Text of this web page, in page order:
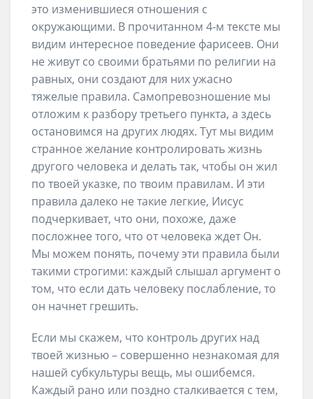
это изменившиеся отношения с
окружающими. В прочитанном 4-м тексте мы
видим интересное поведение фарисеев. Они
не живут со своими братьями по религии на
равных, они создают для них ужасно
тяжелые правила. Самопревозношение мы
отложим к разбору третьего пункта, а здесь
остановимся на других людях. Тут мы видим
странное желание контролировать жизнь
другого человека и делать так, чтобы он жил
по твоей указке, по твоим правилам. И эти
правила далеко не такие легкие, Иисус
подчеркивает, что они, похоже, даже
посложнее того, что от человека ждет Он.
Мы можем понять, почему эти правила были
такими строгими: каждый слышал аргумент о
том, что если дать человеку послабление, то
он начнет грешить.
Если мы скажем, что контроль других над
твоей жизнью – совершенно незнакомая для
нашей субкультуры вещь, мы ошибемся.
Каждый рано или поздно сталкивается с тем,